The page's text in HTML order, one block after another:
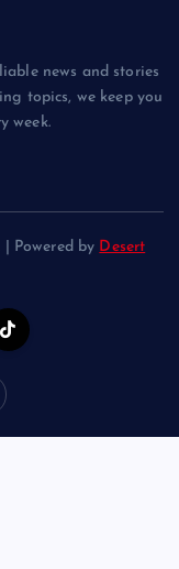
news and stories
topics, we keep you
week.
Powered by Desert